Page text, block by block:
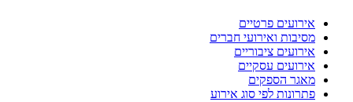
אירועים פרטיים
מסיבות ואירועי חברים
אירועים ציבוריים
אירועים עסקיים
מאגר הספקים
פתרונות לפי סוג אירוע